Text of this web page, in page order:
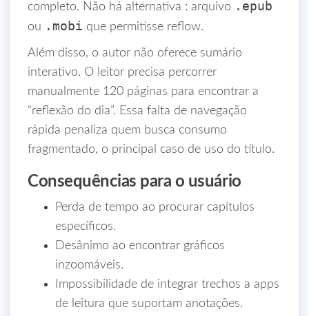
completo. Não há alternativa : arquivo .epub
ou .mobi que permitisse reflow.
Além disso, o autor não oferece sumário
interativo. O leitor precisa percorrer
manualmente 120 páginas para encontrar a
“reflexão do dia”. Essa falta de navegação
rápida penaliza quem busca consumo
fragmentado, o principal caso de uso do título.
Consequências para o usuário
Perda de tempo ao procurar capítulos
específicos.
Desânimo ao encontrar gráficos
inzoomáveis.
Impossibilidade de integrar trechos a apps
de leitura que suportam anotações.